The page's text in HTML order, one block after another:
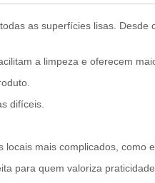
as superfícies lisas.
a limpeza e oferecem
difíceis.
mais complicados, como
para quem valoriza